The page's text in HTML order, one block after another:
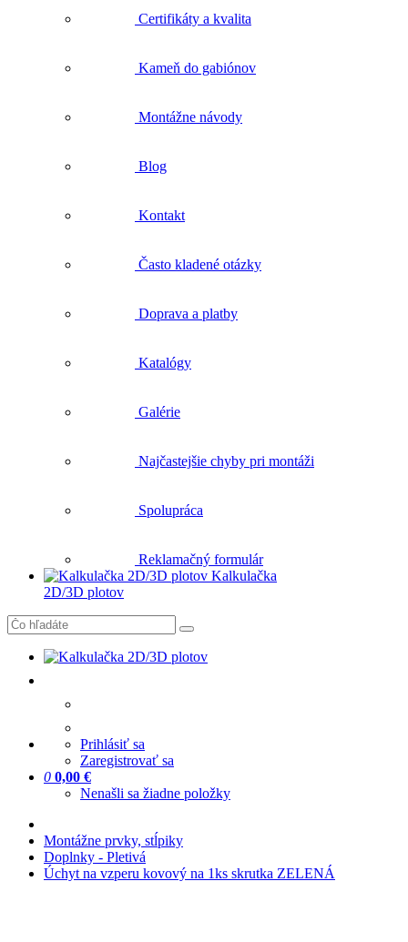
Certifikáty a kvalita
Kameň do gabiónov
Montážne návody
Blog
Kontakt
Často kladené otázky
Doprava a platby
Katalógy
Galérie
Najčastejšie chyby pri montáži
Spolupráca
Reklamačný formulár
Kalkulačka
2D/3D plotov
Prihlásiť sa
Zaregistrovať sa
0 0,00 €
Nenašli sa žiadne položky
Montážne prvky, stĺpiky
Doplnky - Pletivá
Úchyt na vzperu kovový na 1ks skrutka ZELENÁ